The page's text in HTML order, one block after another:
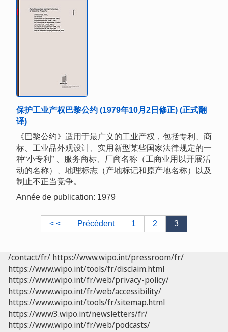
保护工业产权巴黎公约 (1979年10月2日修正) (正式翻
译)
《巴黎公约》适用于最广义的工业产权，包括专利、商
标、工业品外观设计、实用新型某些国家法律规定的一
种“小专利” 、服务商标、厂商名称（工商业用以开展活
动的名称）、地理标志（产地标记和原产地名称）以及
制止不正当竞争。
Année de publication: 1979
< < Précédent 1 2 3
/contact/fr/ https://www.wipo.int/pressroom/fr/
https://www.wipo.int/tools/fr/disclaim.html
https://www.wipo.int/fr/web/privacy-policy/
https://www.wipo.int/fr/web/accessibility/
https://www.wipo.int/tools/fr/sitemap.html
https://www3.wipo.int/newsletters/fr/
https://www.wipo.int/fr/web/podcasts/